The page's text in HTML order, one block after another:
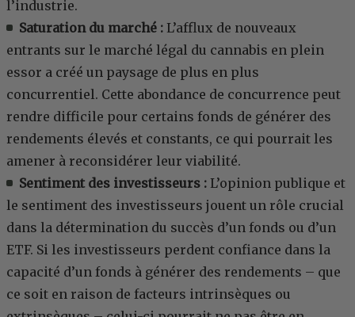
l’industrie.
Saturation du marché : L’afflux de nouveaux
entrants sur le marché légal du cannabis en plein
essor a créé un paysage de plus en plus
concurrentiel. Cette abondance de concurrence peut
rendre difficile pour certains fonds de générer des
rendements élevés et constants, ce qui pourrait les
amener à reconsidérer leur viabilité.
Sentiment des investisseurs : L’opinion publique et
le sentiment des investisseurs jouent un rôle crucial
dans la détermination du succès d’un fonds ou d’un
ETF. Si les investisseurs perdent confiance dans la
capacité d’un fonds à générer des rendements – que
ce soit en raison de facteurs intrinsèques ou